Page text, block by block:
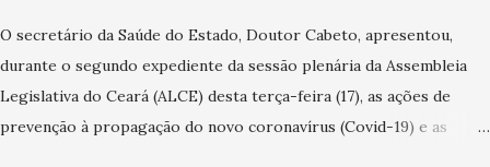
O secretário da Saúde do Estado, Doutor Cabeto, apresentou,
durante o segundo expediente da sessão plenária da Assembleia
Legislativa do Ceará (ALCE) desta terça-feira (17), as ações de
prevenção à propagação do novo coronavírus (Covid-19) e as